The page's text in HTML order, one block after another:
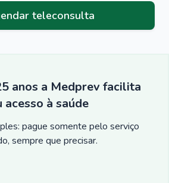
teleconsulta
anos a Medprev facilita
acesso à saúde
pague somente pelo serviço
sempre que precisar.